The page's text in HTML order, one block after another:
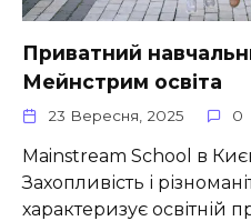
Приватний
Мейнстрим освіта
23 Вересня, 2025 0
Mainstream School в
Захопливість і
характеризує освітній